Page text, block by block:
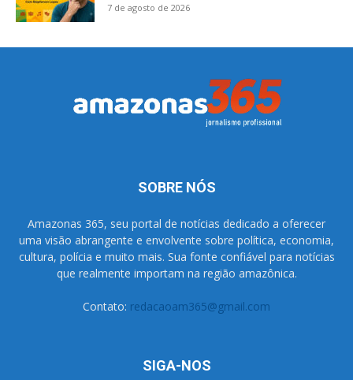
7 de agosto de 2026
SOBRE NÓS
Amazonas 365, seu portal de notícias dedicado a oferecer
uma visão abrangente e envolvente sobre política, economia,
cultura, polícia e muito mais. Sua fonte confiável para notícias
que realmente importam na região amazônica.
Contato: redacaoam365@gmail.com
SIGA-NOS